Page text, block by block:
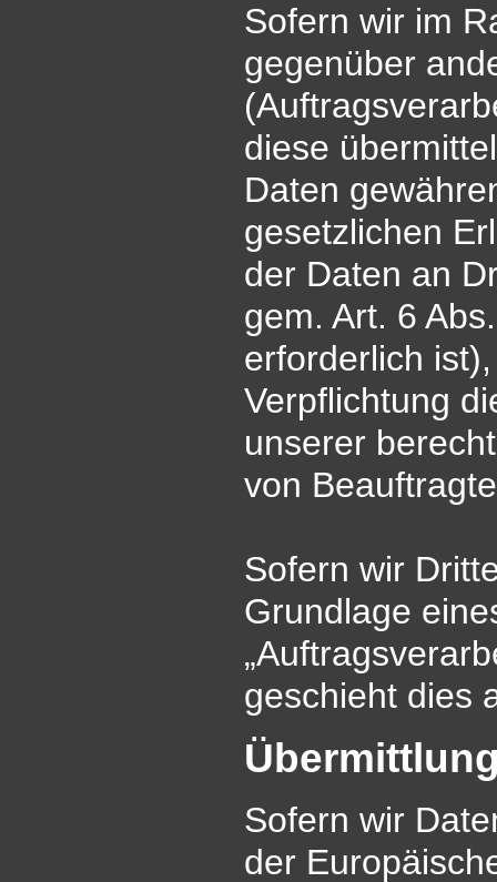
Sofern wir im
gegenüber
diese
Daten
gesetzlichen
der Daten an
gem. Art. 6
erforderlich
Verpflichtung
unserer
von
Sofern wir
Grundlage
geschieht dies
Sofern wir
der